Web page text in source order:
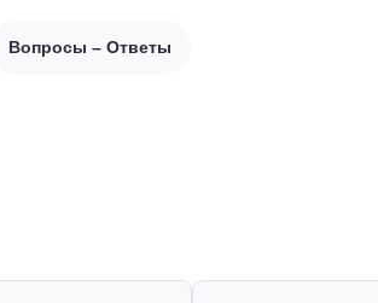
Вопросы – Ответы